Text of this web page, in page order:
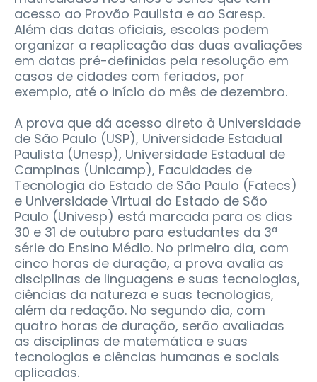
acesso ao Provão Paulista e ao Saresp.
Além das datas oficiais, escolas podem
organizar a reaplicação das duas avaliações
em datas pré-definidas pela resolução em
casos de cidades com feriados, por
exemplo, até o início do mês de dezembro.
A prova que dá acesso direto à Universidade
de São Paulo (USP), Universidade Estadual
Paulista (Unesp), Universidade Estadual de
Campinas (Unicamp), Faculdades de
Tecnologia do Estado de São Paulo (Fatecs)
e Universidade Virtual do Estado de São
Paulo (Univesp) está marcada para os dias
30 e 31 de outubro para estudantes da 3ª
série do Ensino Médio. No primeiro dia, com
cinco horas de duração, a prova avalia as
disciplinas de linguagens e suas tecnologias,
ciências da natureza e suas tecnologias,
além da redação. No segundo dia, com
quatro horas de duração, serão avaliadas
as disciplinas de matemática e suas
tecnologias e ciências humanas e sociais
aplicadas.